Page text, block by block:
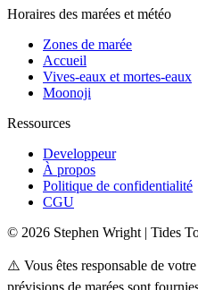
Horaires des marées et météo
Zones de marée
Accueil
Vives-eaux et mortes-eaux
Moonoji
Ressources
Developpeur
À propos
Politique de confidentialité
CGU
© 2026 Stephen Wright | Tides
⚠️ Vous êtes responsable de
prévisions de marées sont